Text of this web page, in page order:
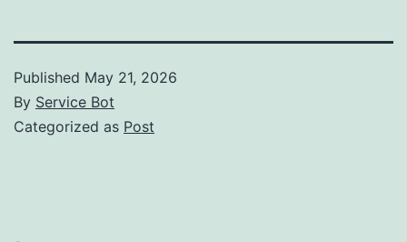
Published May 21, 2026
By Service Bot
Categorized as Post